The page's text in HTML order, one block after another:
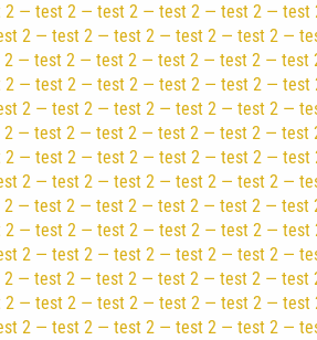
— test 2 — test 2 — test 2 — test 2 —
2 — test 2 — test 2 — test 2 — test 2 —
— test 2 — test 2 — test 2 — test 2 —
— test 2 — test 2 — test 2 — test 2 —
2 — test 2 — test 2 — test 2 — test 2 —
— test 2 — test 2 — test 2 — test 2 —
— test 2 — test 2 — test 2 — test 2 —
2 — test 2 — test 2 — test 2 — test 2 —
— test 2 — test 2 — test 2 — test 2 —
— test 2 — test 2 — test 2 — test 2 —
2 — test 2 — test 2 — test 2 — test 2 —
test 2 — test 2 — test 2 — test 2 —
— test 2 — test 2 — test 2 — test 2 —
2 — test 2 — test 2 — test 2 — test 2 —